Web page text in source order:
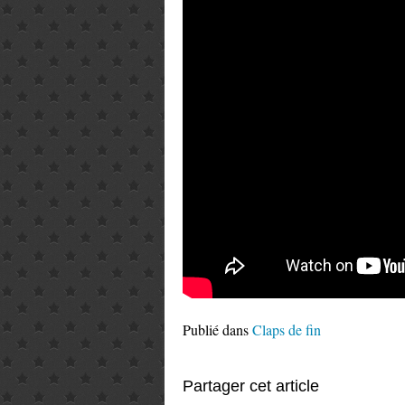
Publié dansClaps de fin
Partager cet article